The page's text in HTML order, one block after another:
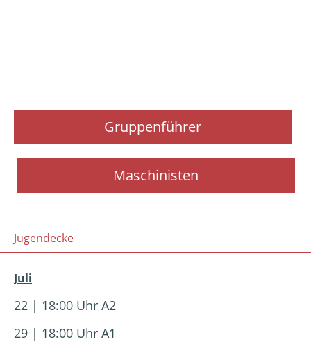
Gruppenführer
Maschinisten
Jugendecke
Juli
22 | 18:00 Uhr A2
29 | 18:00 Uhr A1